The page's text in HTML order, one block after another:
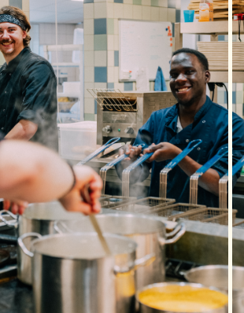
MOET OOK LEUK ZIJN.
hard werken is er altijd ruimte
Je werkt samen met een
team, maakt nieuwe vrienden
de leukste momenten, zowel op
als daarbuiten.
BIJMOEKE
niet zomaar een medewerker, je
van het kroost. Moeke zorgt voor
zoals ze dat doet voor haar gasten.
team waar je je welkom voelt,
en waar altijd ruimte is voor